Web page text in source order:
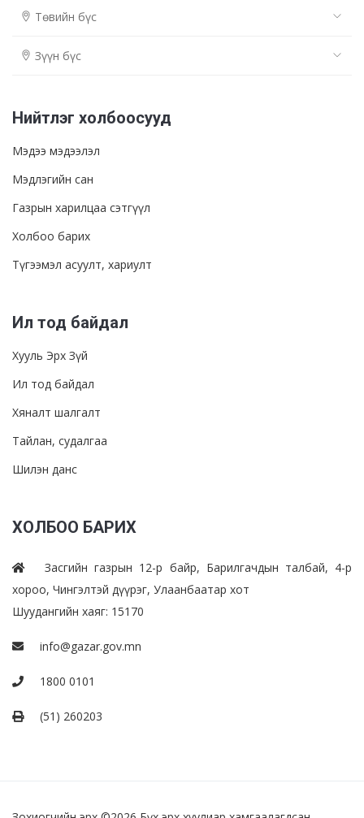
Төвийн бүс
Зүүн бүс
Нийтлэг холбоосууд
Мэдээ мэдээлэл
Мэдлэгийн сан
Газрын харилцаа сэтгүүл
Холбоо барих
Түгээмэл асуулт, хариулт
Ил тод байдал
Хууль Эрх Зүй
Ил тод байдал
Хяналт шалгалт
Тайлан, судалгаа
Шилэн данс
ХОЛБОО БАРИХ
Засгийн газрын 12-р байр, Барилгачдын талбай, 4-р
хороо, Чингэлтэй дүүрэг, Улаанбаатар хот
Шуудангийн хаяг: 15170
info@gazar.gov.mn
1800 0101
(51) 260203